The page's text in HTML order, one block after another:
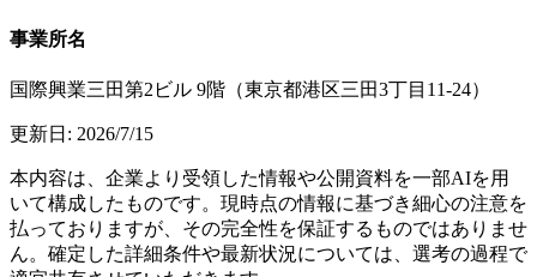
事業所名
国際興業三田第2ビル 9階（東京都港区三田3丁目11-24）
更新日: 2026/7/15
本内容は、企業より受領した情報や公開資料を一部AIを用
いて構成したものです。現時点の情報に基づき細心の注意を
払っておりますが、その完全性を保証するものではありませ
ん。確定した詳細条件や最新状況については、選考の過程で